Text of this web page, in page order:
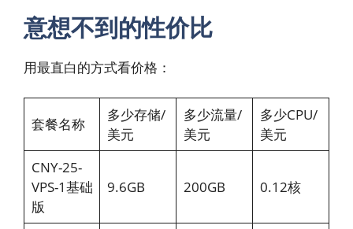
意想不到的性价比
用最直白的方式看价格：
套餐名称
多少存储/
美元
多少流量/
美元
多少CPU/
美元
CNY-25-
VPS-1基础
版
9.6GB 200GB 0.12核